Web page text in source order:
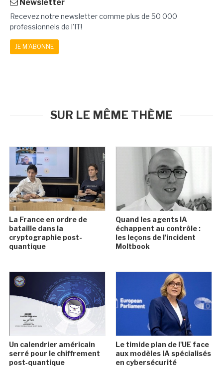
Newsletter
Recevez notre newsletter comme plus de 50 000
professionnels de l'IT!
JE M'ABONNE
SUR LE MÊME THÈME
La France en ordre de
bataille dans la
cryptographie post-
quantique
Quand les agents IA
échappent au contrôle :
les leçons de l'incident
Moltbook
Un calendrier américain
serré pour le chiffrement
post‑quantique
Le timide plan de l'UE face
aux modèles IA spécialisés
en cybersécurité